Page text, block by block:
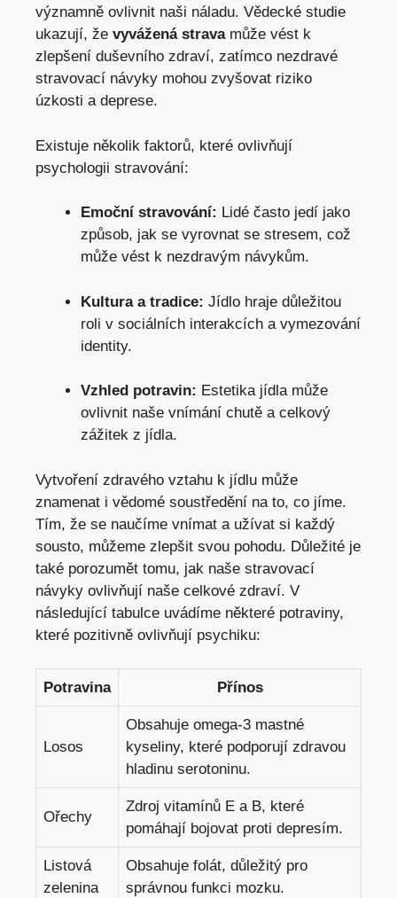
významně ovlivnit naši náladu. Vědecké studie
ukazují, že vyvážená stravamůže vést k
zlepšení duševního zdraví, zatímco nezdravé
stravovací návyky mohou zvyšovat riziko
úzkosti a deprese.
Existuje několik faktorů, které ovlivňují
psychologii stravování:
Emoční stravování: Lidé často jedí jako
způsob, jak se vyrovnat se stresem, což
může vést k nezdravým návykům.
Kultura a tradice: Jídlo hraje důležitou
roli v sociálních interakcích a vymezování
identity.
Vzhled potravin: Estetika jídla může
ovlivnit naše vnímání chutě a celkový
zážitek z jídla.
Vytvoření zdravého vztahu k jídlu může
znamenat i vědomé soustředění na to, co jíme.
Tím, že se naučíme vnímat a užívat si každý
sousto, můžeme zlepšit svou pohodu. Důležité je
také porozumět tomu, jak naše stravovací
návyky ovlivňují naše celkové zdraví. V
následující tabulce uvádíme některé potraviny,
které pozitivně ovlivňují psychiku:
Potravina Přínos
Losos
Obsahuje omega-3 mastné
kyseliny, které podporují zdravou
hladinu serotoninu.
Ořechy
Zdroj vitamínů E a B, které
pomáhají bojovat proti depresím.
Listová
zelenina
Obsahuje folát, důležitý pro
správnou funkci mozku.